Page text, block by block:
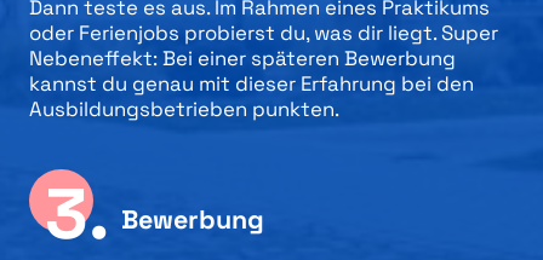
Dann teste es aus. Im Rahmen eines Praktikums
oder Ferienjobs probierst du, was dir liegt. Super
Nebeneffekt: Bei einer späteren Bewerbung
kannst du genau mit dieser Erfahrung bei den
Ausbildungsbetrieben punkten.
3. Bewerbung